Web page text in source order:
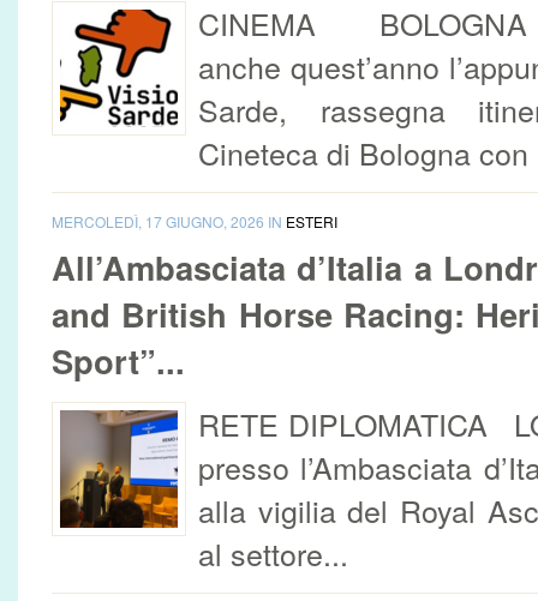
CINEMA BOLOGNA
anche quest’anno
Sarde, rassegna
Cineteca di Bologna
MERCOLEDÌ, 17 GIUGNO, 2026 IN ESTERI
All’Ambasciata d’Italia a
and British Horse Racing:
Sport”...
RETE DIPLOMATICA
presso l’Ambasciata
alla vigilia del Royal
al settore...